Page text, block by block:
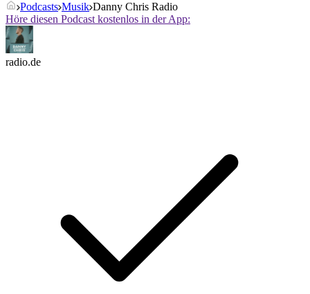
Podcasts Musik Danny Chris Radio
Höre diesen Podcast kostenlos in der App:
radio.de